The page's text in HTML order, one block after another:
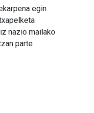
egin
nazio mailako
parte